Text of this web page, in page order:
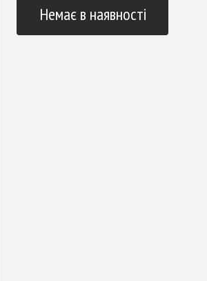
Немає в наявності